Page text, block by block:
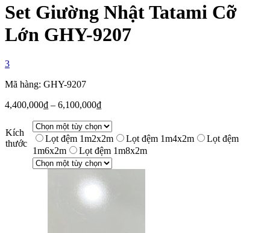
Set Giường Nhật Tatami Cỡ
Lớn GHY-9207
3
Mã hàng: GHY-9207
4,400,000₫ – 6,100,000₫
Kích
thước
Lọt đệm 1m2x2m Lọt đệm 1m4x2m
Lọt đệm
1m6x2m
Lọt đệm 1m8x2m